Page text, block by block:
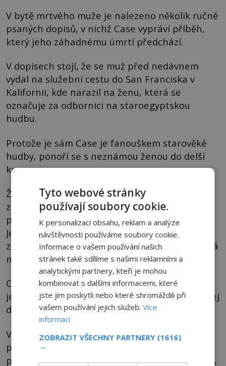
V bytě mrtvého muže je nalezeno několik ručně
psaných dopisů, v nichž Case vypráví příběh,
který jeho záhadnému úmrtí předchází.
V dopisech stojí, že se muž před nedávnem
vydal na služební cestu do San Franciska v
Kalifornii, kde narazil na ženu, která se
označuje za odbornici na staroegyptskou
hudbu.
Protože je sám Case je fanouškem starověké
hudby, ponoří se s neznámou ženou do delší
konverzace.
Žena se pak pokusí Casea svést, což muž
zdvořile odmítne, údajně proto, že jej dotyčná
poněkud znervózňuje a nemá z ní dobrý pocit.
Jenže ona zřejmě odmítnutí jen tak nestráví. V
zuřivosti prý vykřikuje, že je čarodějnice a sesílá
na muže kletbu.
Case zprvu na čarodějnictví ani kletby nevěří,
jenže události, které se následně odehrávají, jej
donutí změnit názor.
Ve svém bytě údajně pozoruje temné stíny a
přízračné postavy a na svém těle ráno po
probuzení často nachází modřiny či škrábance,
Tyto webové stránky
používají soubory cookie.
K personalizaci obsahu, reklam a analýze
návštěvnosti používáme soubory cookie.
Informace o vašem používání našich
stránek také sdílíme s našimi reklamními a
analytickými partnery, kteří je mohou
kombinovat s dalšími informacemi, které
jste jim poskytli nebo které shromáždili při
vašem používání jejich služeb.Více
informací
ZOBRAZIT VŠECHNY PARTNERY (1616)
→